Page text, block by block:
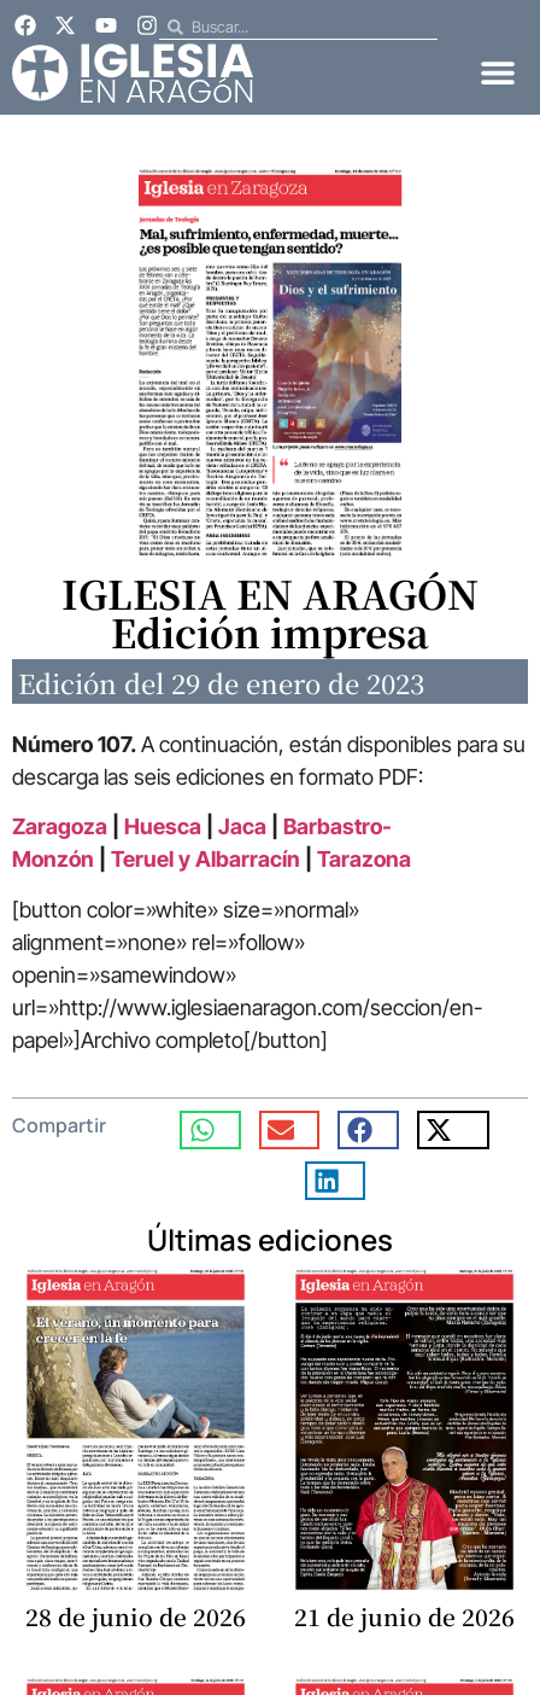
IGLESIA EN ARAGÓN
Edición impresa
Edición del 29 de enero de 2023
Número 107.A continuación, están disponibles para su
descarga las seis ediciones en formato PDF:
Zaragoza
Huesca Jaca
Barbastro-
Monzón
Teruel y Albarracín
Tarazona
[button color=»white» size=»normal»
alignment=»none» rel=»follow»
openin=»samewindow»
url=»http://www.iglesiaenaragon.com/seccion/en-
papel»]Archivo completo[/button]
Compartir
Últimas ediciones
28 de junio de 2026 21 de junio de 2026